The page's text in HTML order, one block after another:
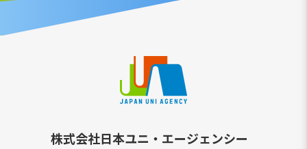
株式会社日本ユニ・エージェンシー